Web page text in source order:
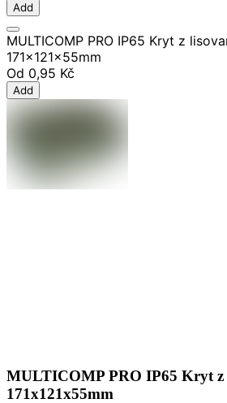
Add
MULTICOMP PRO IP65 Kryt z
171x121x55mm
Od 0,95 Kč
Add
MULTICOMP PRO IP65 Kryt z
171x121x55mm